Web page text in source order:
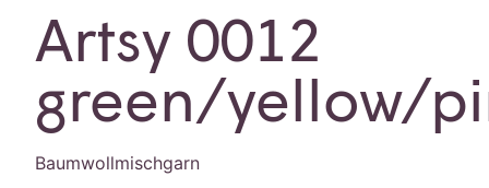
Artsy 0012
green/yellow/
Baumwollmischgarn